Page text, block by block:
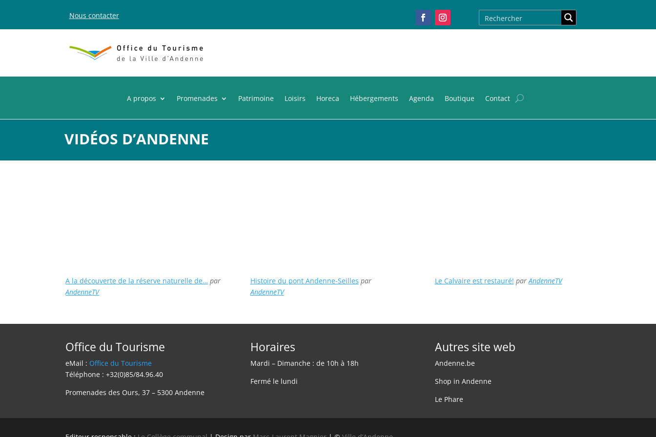
Nous contacter
A propos Promenades Patrimoine Loisirs Horeca Hébergements Agenda Boutique Contact
VIDÉOS D’ANDENNE
A la découverte de la réserve naturelle de… par
AndenneTV
Histoire du pont Andenne-Seilles par
AndenneTV
Le Calvaire est restauré! par AndenneTV
Office du Tourisme
eMail : Office du Tourisme
Téléphone : +32(0)85/84.96.40
Promenades des Ours, 37 – 5300 Andenne
Horaires
Mardi – Dimanche : de 10h à 18h
Fermé le lundi
Autres site web
Andenne.be
Shop in Andenne
Le Phare